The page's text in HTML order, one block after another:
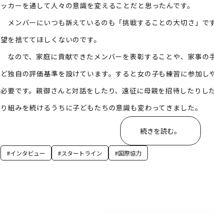
ッカーを通して人々の意識を変えることだと思ったんです。
メンバーにいつも訴えているのも「挑戦することの大切さ」で
望を捨ててほしくないのです。
なので、家庭に貢献できたメンバーを表彰することや、家事の
ど独自の評価基準を設けています。すると女の子も練習に参加し
必要です。親御さんと対話をしたり、遠征に母親を招待したりし
り組みを続けるうちに子どもたちの意識も変わってきました。
続きを読む。
#インタビュー #スタートライン #国際協力